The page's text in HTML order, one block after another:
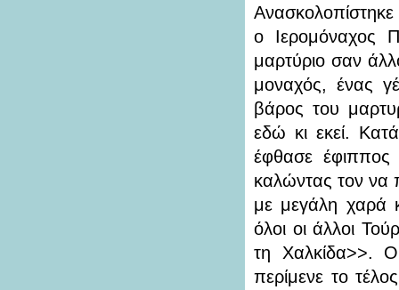
ο Ιερομόναχος
μαρτύριο σαν
μοναχός, ένας
βάρος του
εδώ κι εκεί.
έφθασε
καλώντας τον να
με μεγάλη χαρά
όλοι οι άλλοι
τη Χαλκίδα>>.
περίμενε το